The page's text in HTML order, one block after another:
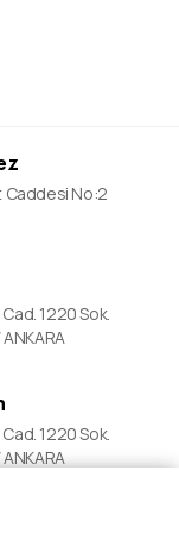
Caddesi No:2
1220 Sok.
1220 Sok.